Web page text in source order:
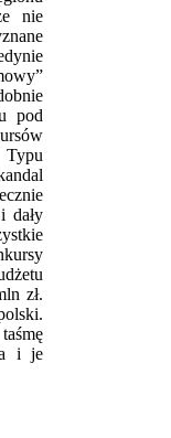
nie
pod
dały
zł.
i je